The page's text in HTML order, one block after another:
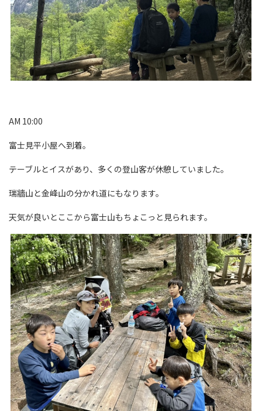
AM 10:00
富士見平小屋へ到着。
テーブルとイスがあり、多くの登山客が休憩していました。
瑞牆山と金峰山の分かれ道にもなります。
天気が良いとここから富士山もちょこっと見られます。